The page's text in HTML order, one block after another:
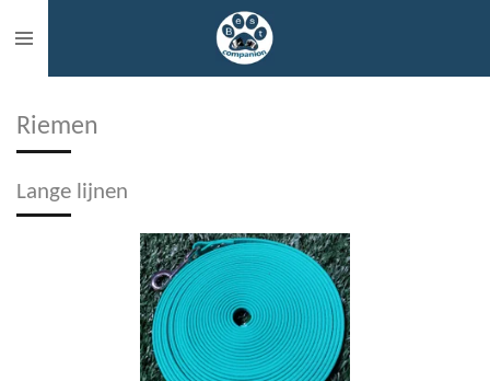
direct
hoofdinhoud
Riemen
Lange lijnen